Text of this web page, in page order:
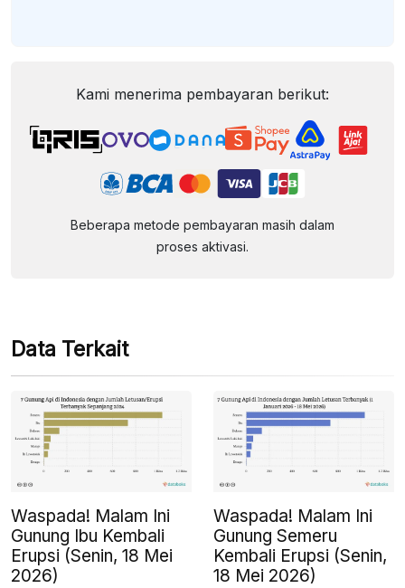
Kami menerima pembayaran berikut:
Beberapa metode pembayaran masih dalam
proses aktivasi.
Data Terkait
Waspada! Malam Ini
Gunung Ibu Kembali
Erupsi (Senin, 18 Mei
2026)
Waspada! Malam Ini
Gunung Semeru
Kembali Erupsi (Senin,
18 Mei 2026)